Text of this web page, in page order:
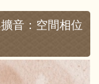
音：空間相位